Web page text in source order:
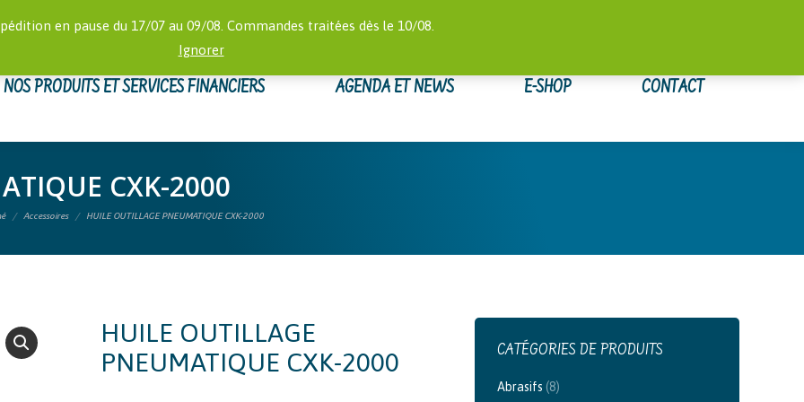
en pause du 17/07 au 09/08. Commandes traitées dès le 10/08.
Ignorer
:
NOS PRODUITS ET SERVICES FINANCIERS AGENDA ET NEWS E-SHOP CONTACT
CXK-2000
Accessoires HUILE OUTILLAGE PNEUMATIQUE CXK-2000
HUILE OUTILLAGE
PNEUMATIQUE CXK-2000
CATÉGORIES DE PRODUITS
Abrasifs (8)